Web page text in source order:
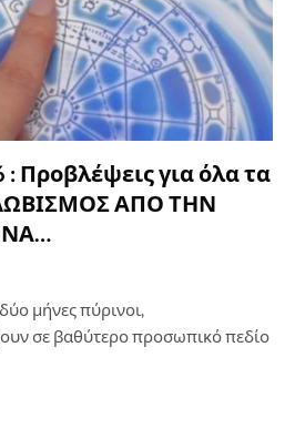
Προβλέψεις για όλα τα
ΑΠΟ ΤΗΝ
μήνες πύρινοι,
σε βαθύτερο προσωπικό πεδίο